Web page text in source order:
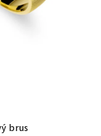
brus